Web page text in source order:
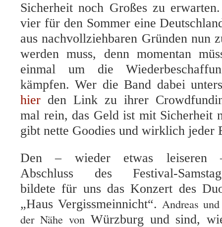
Sicherheit noch Großes zu
vier für den Sommer eine
aus nachvollziehbaren Gründen nun
werden muss, denn momentan
einmal um die
kämpfen. Wer die Band dabei
hier den Link zu ihrer
mal rein, das Geld ist mit Sicherheit
gibt nette Goodies und wirklich jeder
Den – wieder etwas leiseren
Abschluss des Festival-
bildete für uns das Konzert des
„Haus Vergissmeinnicht“. Andreas
der Nähe von Würzburg und sind,